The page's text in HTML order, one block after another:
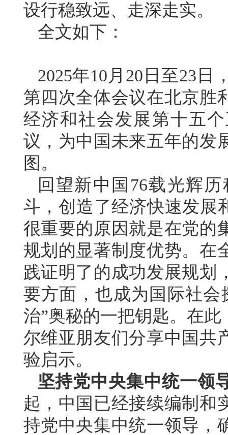
设行稳致远、走深走实。
全文如下：
2025年10月20日至23
第四次全体会议在北京胜
经济和社会发展第十五
议，为中国未来五年的发
图。
回望新中国76载光辉
斗，创造了经济快速发展
很重要的原因就是在党的
规划的显著制度优势。在
践证明了的成功发展规划
要方面，也成为国际社
治”奥秘的一把钥匙。在
尔维亚朋友们分享中国共
验启示。
坚持党中央集中统一领
起，中国已经接续编制和
持党中央集中统一领导，